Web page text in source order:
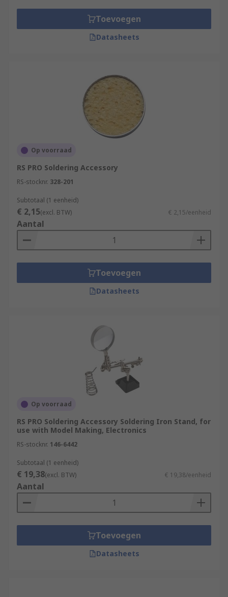
Toevoegen
Datasheets
Op voorraad
RS PRO Soldering Accessory
RS-stocknr. 328-201
Subtotaal (1 eenheid)
€ 2,15(excl. BTW) € 2,15/eenheid
Aantal
Toevoegen
Datasheets
Op voorraad
RS PRO Soldering Accessory Soldering Iron Stand, for
use with Model Making, Electronics
RS-stocknr. 146-6442
Subtotaal (1 eenheid)
€ 19,38(excl. BTW) € 19,38/eenheid
Aantal
Toevoegen
Datasheets